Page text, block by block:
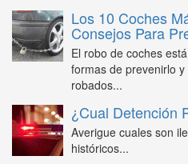
Los 10 Coches
Consejos Para
El robo de coches
formas de prevenirlo
robados...
¿Cual Detención
Averigue cuales son
históricos...